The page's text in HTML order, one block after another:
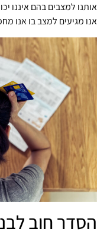
אותנו למצבים בהם איננו
אנו מגיעים למצב בו אנו
הסדר חוב